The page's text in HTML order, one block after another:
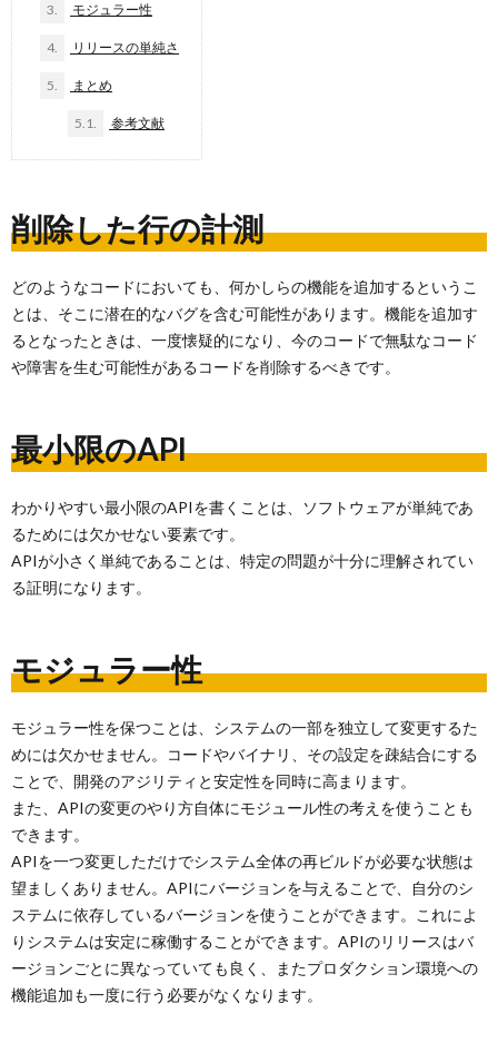
3. モジュラー性
4. リリースの単純さ
5. まとめ
5.1. 参考文献
削除した行の計測
どのようなコードにおいても、何かしらの機能を追加するというこ
とは、そこに潜在的なバグを含む可能性があります。機能を追加す
るとなったときは、一度懐疑的になり、今のコードで無駄なコード
や障害を生む可能性があるコードを削除するべきです。
最小限のAPI
わかりやすい最小限のAPIを書くことは、ソフトウェアが単純であ
るためには欠かせない要素です。
APIが小さく単純であることは、特定の問題が十分に理解されてい
る証明になります。
モジュラー性
モジュラー性を保つことは、システムの一部を独立して変更するた
めには欠かせません。コードやバイナリ、その設定を疎結合にする
ことで、開発のアジリティと安定性を同時に高まります。
また、APIの変更のやり方自体にモジュール性の考えを使うことも
できます。
APIを一つ変更しただけでシステム全体の再ビルドが必要な状態は
望ましくありません。APIにバージョンを与えることで、自分のシ
ステムに依存しているバージョンを使うことができます。これによ
りシステムは安定に稼働することができます。APIのリリースはバ
ージョンごとに異なっていても良く、またプロダクション環境への
機能追加も一度に行う必要がなくなります。